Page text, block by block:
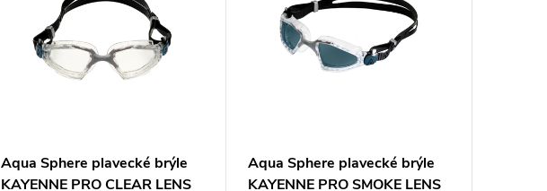
Aqua Sphere plavecké brýle
KAYENNE PRO CLEAR LENS
Aqua Sphere plavecké brýle
KAYENNE PRO SMOKE LENS